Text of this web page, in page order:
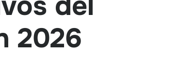
2026